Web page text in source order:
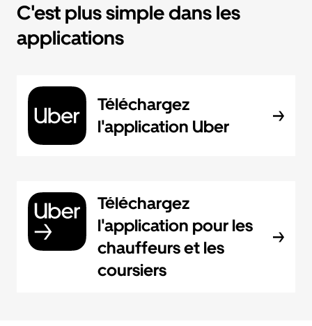
C'est plus simple dans les
applications
Téléchargez
l'application Uber
Téléchargez
l'application pour les
chauffeurs et les
coursiers